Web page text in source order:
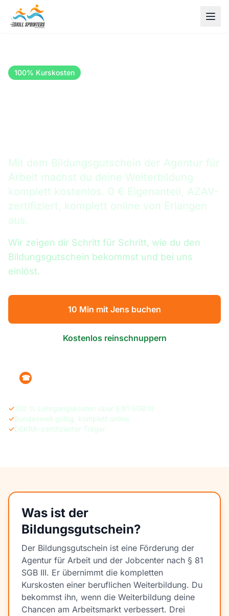
100% Kurskosten
Mit dem Bildungsgutschein der Agentur für
Arbeit machst du deine Weiterbildung
komplett kostenlos. 0 € Eigenanteil, AZAV-
zertifiziert, komplett online von Erlangen
aus.
Wir zeigen dir Schritt für Schritt, wie du den
Bildungsgutschein bekommst und bei uns
einlöst.
10 Min mit Jens buchen
Kostenlos reinschnuppern
☎
✓100 % Lehrgangskosten über § 81 SGB III
✓Bundesweit gültig, komplett online
✓DEKRA-zertifizierter Träger
Was ist der
Bildungsgutschein?
Der Bildungsgutschein ist eine Förderung der
Agentur für Arbeit und der Jobcenter nach § 81
SGB III. Er übernimmt die kompletten
Kurskosten einer beruflichen Weiterbildung. Du
bekommst ihn, wenn die Weiterbildung deine
Chancen am Arbeitsmarkt verbessert. Drei